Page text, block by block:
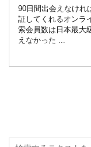
90日間出会えなけれ
証してくれるオンラ
索会員数は日本最大
えなかった ...